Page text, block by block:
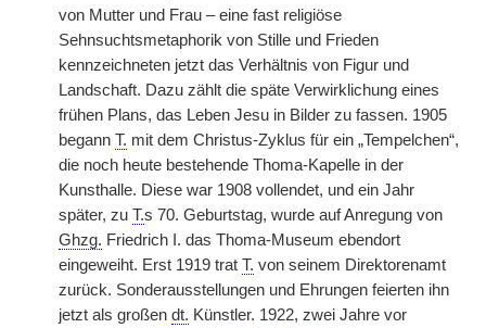
von Mutter und Frau – eine fast religiöse
Sehnsuchtsmetaphorik von Stille und Frieden
kennzeichneten jetzt das Verhältnis von Figur und
Landschaft. Dazu zählt die späte Verwirklichung eines
frühen Plans, das Leben Jesu in Bilder zu fassen. 1905
begann T. mit dem Christus-Zyklus für ein „Tempelchen“,
die noch heute bestehende Thoma-Kapelle in der
Kunsthalle. Diese war 1908 vollendet, und ein Jahr
später, zu T.s 70. Geburtstag, wurde auf Anregung von
Ghzg. Friedrich I. das Thoma-Museum ebendort
eingeweiht. Erst 1919 trat T. von seinem Direktorenamt
zurück. Sonderausstellungen und Ehrungen feierten ihn
jetzt als großen dt. Künstler. 1922, zwei Jahre vor